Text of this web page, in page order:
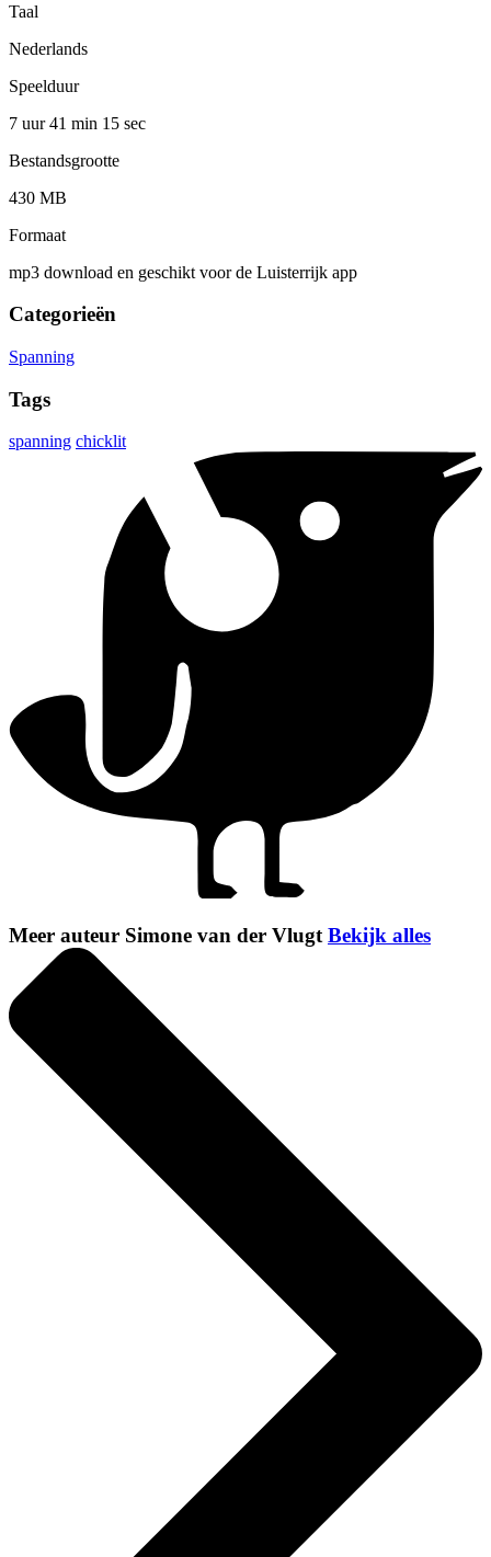
Taal
Nederlands
Speelduur
7 uur 41 min 15 sec
Bestandsgrootte
430 MB
Formaat
mp3 download en geschikt voor de Luisterrijk app
Categorieën
Spanning
Tags
spanning chicklit
Meer auteur Simone van der Vlugt Bekijk alles